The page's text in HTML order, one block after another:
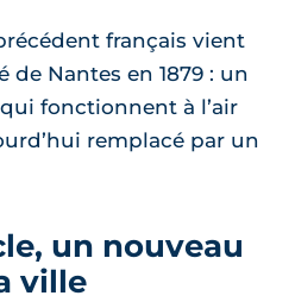
français vient
de Nantes en 1879 : un
fonctionnent à l’air
remplacé par un
un nouveau
ville